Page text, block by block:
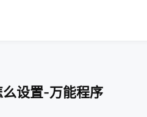
设置-万能程序